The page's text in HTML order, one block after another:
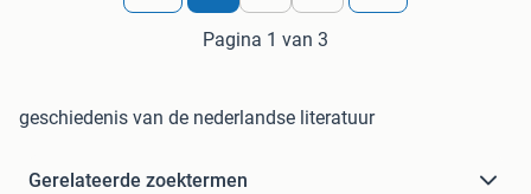
Pagina 1 van 3
geschiedenis van de nederlandse literatuur
Gerelateerde zoektermen